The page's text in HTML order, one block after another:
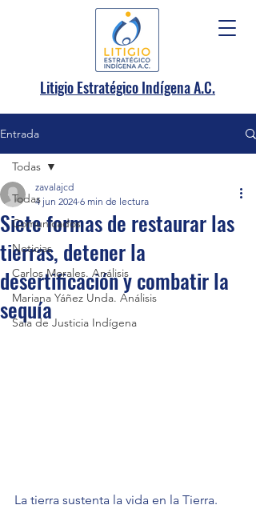
Litigio Estratégico Indígena A.C.
Entrada
Todas
Comunicados
Noticias
Carlos Morales. Análisis
Mariana Yáñez Unda. Análisis
Sala de Justicia Indígena
Todas
Siete formas de restaurar las
tierras, detener la
desertificación y combatir la
sequía
zavalajcd
4 jun 2024 6 min de lectura
La tierra sustenta la vida en la Tierra.